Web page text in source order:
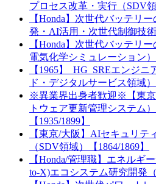
プロセス改革・実行（SDV領
【Honda】次世代バッテリ
発・AI活用・次世代制御技術
【Honda】次世代バッテリ
電気化学シミュレーション）
【1965】_HG_SREエンジ
ド・デジタルサービス領域）
※異業界出身者歓迎※【東京
トウェア更新管理システム
【1935/1899】
【東京/大阪】AIセキュリテ
（SDV領域）【1864/1869】
【Honda/管理職】エネルギ
to-X)エコシステム研究開発（